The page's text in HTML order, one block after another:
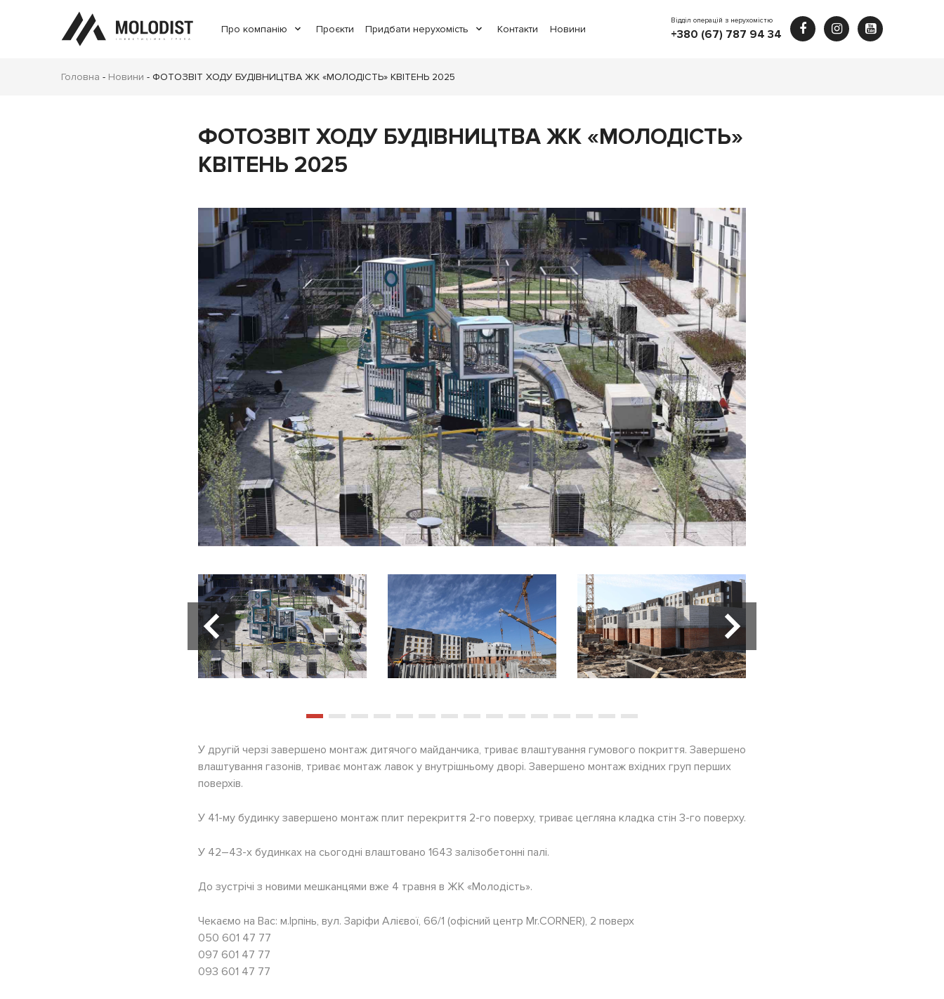
Про компанію Проєкти Придбати нерухомість Контакти Новини
Відділ операцій з нерухомістю
+380 (67) 787 94 34
Головна - Новини - ФОТОЗВІТ ХОДУ БУДІВНИЦТВА ЖК «МОЛОДІСТЬ» КВІТЕНЬ 2025
ФОТОЗВІТ ХОДУ БУДІВНИЦТВА ЖК «МОЛОДІСТЬ»
КВІТЕНЬ 2025
У другій черзі завершено монтаж дитячого майданчика, триває влаштування гумового покриття. Завершено
влаштування газонів, триває монтаж лавок у внутрішньому дворі. Завершено монтаж вхідних груп перших
поверхів.
У 41-му будинку завершено монтаж плит перекриття 2-го поверху, триває цегляна кладка стін 3-го поверху.
У 42–43-х будинках на сьогодні влаштовано 1643 залізобетонні палі.
До зустрічі з новими мешканцями вже 4 травня в ЖК «Молодість».
Чекаємо на Вас: м.Ірпінь, вул. Заріфи Алієвої, 66/1 (офісний центр Mr.CORNER), 2 поверх
050 601 47 77
097 601 47 77
093 601 47 77